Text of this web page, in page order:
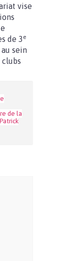
vise
de 3 e
sein
clubs
de la
Patrick